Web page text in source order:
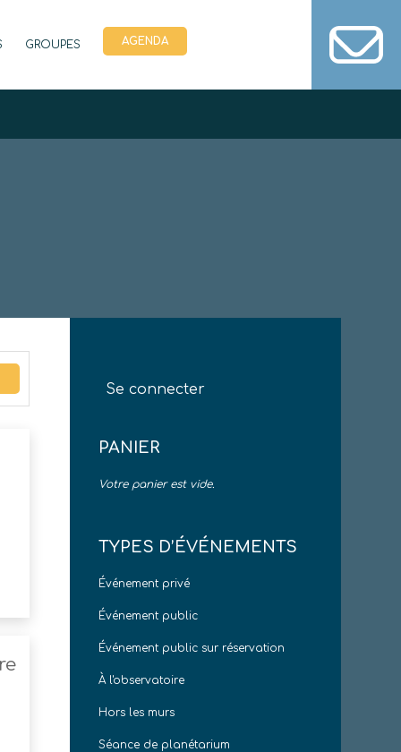
GROUPES AGENDA
Se connecter
PANIER
Votre panier est vide.
TYPES D’ÉVÉNEMENTS
Événement privé
Événement public
Événement public sur réservation
À l'observatoire
Hors les murs
Séance de planétarium